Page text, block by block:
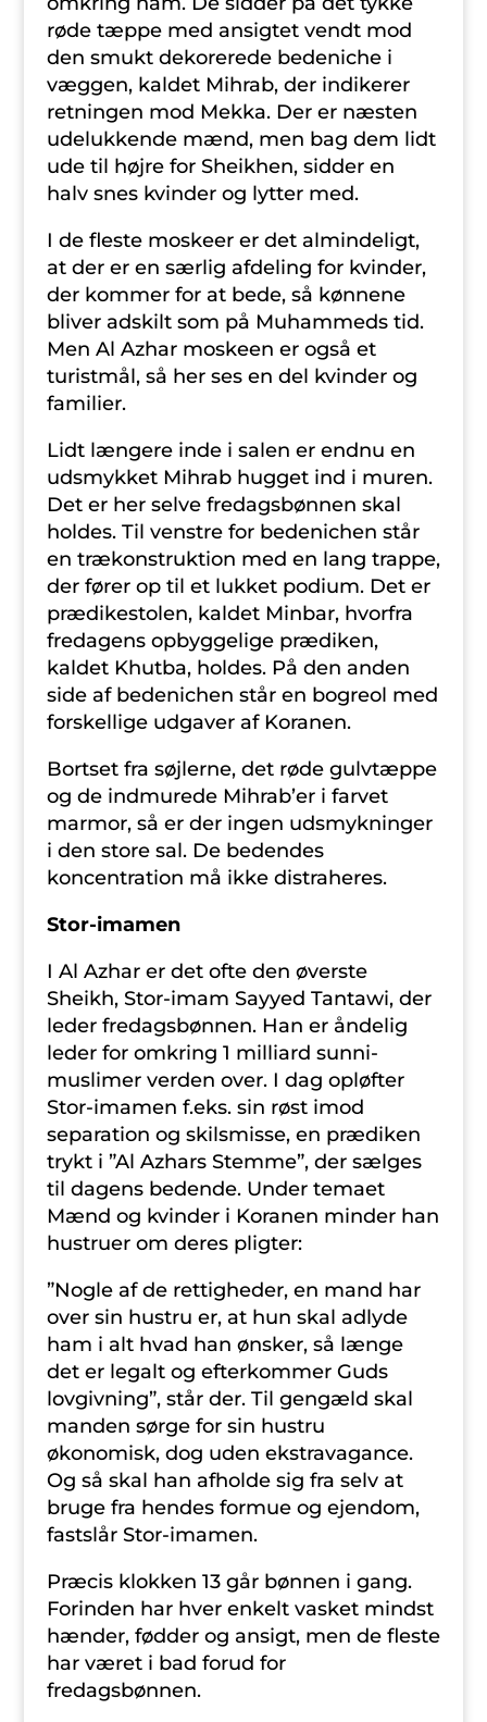
røde tæppe med ansigtet vendt mod
den smukt dekorerede bedeniche i
væggen, kaldet Mihrab, der indikerer
retningen mod Mekka. Der er næsten
udelukkende mænd, men bag dem lidt
ude til højre for Sheikhen, sidder en
halv snes kvinder og lytter med.
I de fleste moskeer er det almindeligt,
at der er en særlig afdeling for kvinder,
der kommer for at bede, så kønnene
bliver adskilt som på Muhammeds tid.
Men Al Azhar moskeen er også et
turistmål, så her ses en del kvinder og
familier.
Lidt længere inde i salen er endnu en
udsmykket Mihrab hugget ind i muren.
Det er her selve fredagsbønnen skal
holdes. Til venstre for bedenichen står
en trækonstruktion med en lang trappe,
der fører op til et lukket podium. Det er
prædikestolen, kaldet Minbar, hvorfra
fredagens opbyggelige prædiken,
kaldet Khutba, holdes. På den anden
side af bedenichen står en bogreol med
forskellige udgaver af Koranen.
Bortset fra søjlerne, det røde gulvtæppe
og de indmurede Mihrab’er i farvet
marmor, så er der ingen udsmykninger
i den store sal. De bedendes
koncentration må ikke distraheres.
Stor-imamen
I Al Azhar er det ofte den øverste
Sheikh, Stor-imam Sayyed Tantawi, der
leder fredagsbønnen. Han er åndelig
leder for omkring 1 milliard sunni-
muslimer verden over. I dag opløfter
Stor-imamen f.eks. sin røst imod
separation og skilsmisse, en prædiken
trykt i ”Al Azhars Stemme”, der sælges
til dagens bedende. Under temaet
Mænd og kvinder i Koranen minder han
hustruer om deres pligter:
”Nogle af de rettigheder, en mand har
over sin hustru er, at hun skal adlyde
ham i alt hvad han ønsker, så længe
det er legalt og efterkommer Guds
lovgivning”, står der. Til gengæld skal
manden sørge for sin hustru
økonomisk, dog uden ekstravagance.
Og så skal han afholde sig fra selv at
bruge fra hendes formue og ejendom,
fastslår Stor-imamen.
Præcis klokken 13 går bønnen i gang.
Forinden har hver enkelt vasket mindst
hænder, fødder og ansigt, men de fleste
har været i bad forud for
fredagsbønnen.